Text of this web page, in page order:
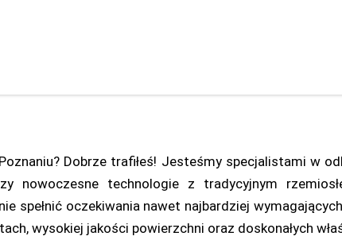
Dobrze trafiłeś! Jesteśmy specjalistami w
nowoczesne technologie z tradycyjnym
spełnić oczekiwania nawet najbardziej
wysokiej jakości powierzchni oraz doskonałych